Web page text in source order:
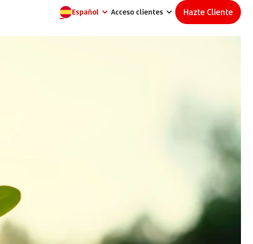
Español Acceso clientes Hazte Cliente